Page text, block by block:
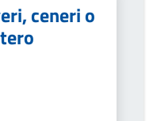
ceneri o